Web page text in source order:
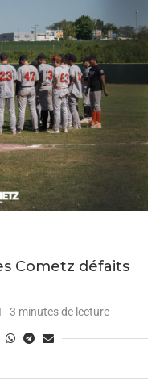
Cometz défaits
3 minutes de lecture